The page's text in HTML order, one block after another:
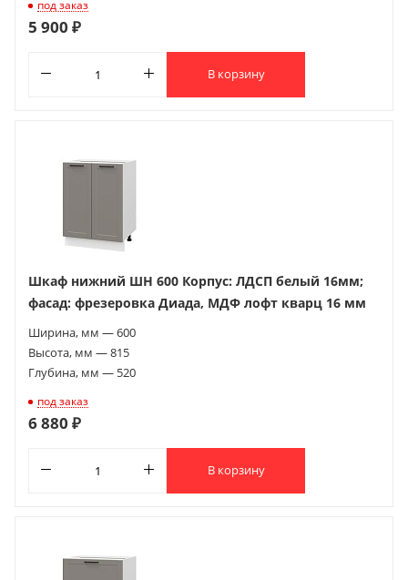
под заказ
5 900 ₽
В корзину
Шкаф нижний ШН 600 Корпус: ЛДСП белый 16мм;
фасад: фрезеровка Диада, МДФ лофт кварц 16 мм
Ширина, мм — 600
Высота, мм — 815
Глубина, мм — 520
под заказ
6 880 ₽
В корзину